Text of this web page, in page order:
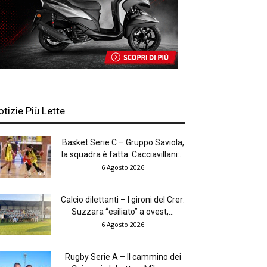
Più Lette
Basket Serie C – Gruppo Saviola,
la squadra è fatta. Cacciavillani:...
6 Agosto 2026
Calcio dilettanti – I gironi del Crer:
Suzzara “esiliato” a ovest,...
6 Agosto 2026
Rugby Serie A – Il cammino dei